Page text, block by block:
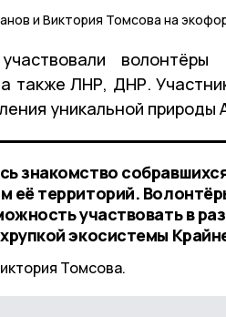
и Виктория Томсова на
волонтёры
также ЛНР, ДНР.
уникальной природы
знакомство
её территорий.
участвовать в
экосистемы
Томсова.